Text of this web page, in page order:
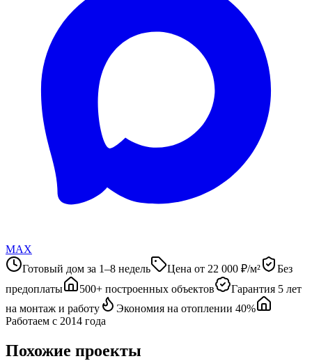
MAX
Готовый дом за 1–8 недель
Цена от 22 000 ₽/м²
Без
предоплаты
500+ построенных объектов
Гарантия 5 лет
на монтаж и работу
Экономия на отоплении 40%
Работаем с 2014 года
Похожие проекты